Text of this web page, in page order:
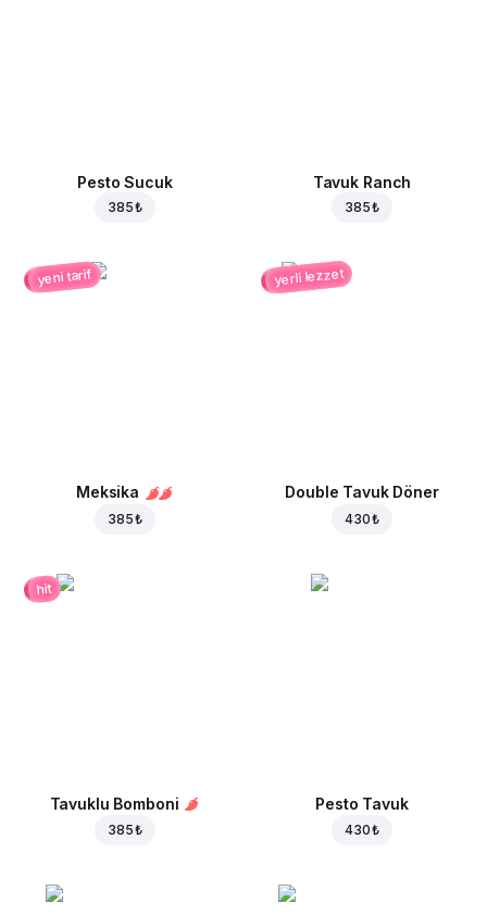
Pesto Sucuk
385 ₺
Tavuk Ranch
385 ₺
yeni tarif
Meksika
385 ₺
yerli lezzet
Double Tavuk Döner
430 ₺
hit
Tavuklu Bomboni
385 ₺
Pesto Tavuk
430 ₺